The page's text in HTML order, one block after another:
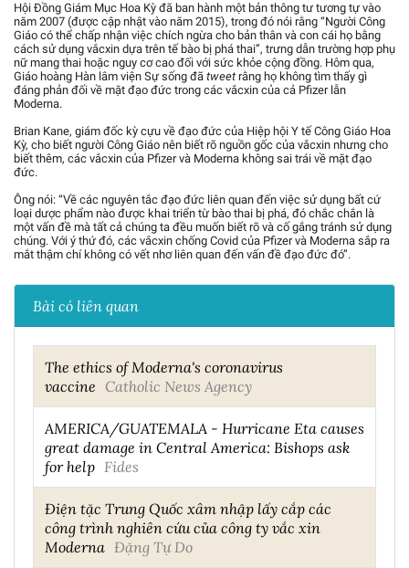
Hội Đồng Giám Mục Hoa Kỳ đã ban hành một bản thông tư tương tự vào
năm 2007 (được cập nhật vào năm 2015), trong đó nói rằng “Người Công
Giáo có thể chấp nhận việc chích ngừa cho bản thân và con cái họ bằng
cách sử dụng vắcxin dựa trên tế bào bị phá thai”, trưng dẫn trường hợp phụ
nữ mang thai hoặc nguy cơ cao đối với sức khỏe cộng đồng. Hôm qua,
Giáo hoàng Hàn lâm viện Sự sống đã tweet rằng họ không tìm thấy gì
đáng phản đối về mặt đạo đức trong các vắcxin của cả Pfizer lẫn
Moderna.
Brian Kane, giám đốc kỳ cựu về đạo đức của Hiệp hội Y tế Công Giáo Hoa
Kỳ, cho biết người Công Giáo nên biết rõ nguồn gốc của vắcxin nhưng cho
biết thêm, các vắcxin của Pfizer và Moderna không sai trái về mặt đạo
đức.
Ông nói: “Về các nguyên tắc đạo đức liên quan đến việc sử dụng bất cứ
loại dược phẩm nào được khai triển từ bào thai bị phá, đó chắc chắn là
một vấn đề mà tất cả chúng ta đều muốn biết rõ và cố gắng tránh sử dụng
chúng. Với ý thứ đó, các vắcxin chống Covid của Pfizer và Moderna sắp ra
mắt thậm chí không có vết nhơ liên quan đến vấn đề đạo đức đó”.
Bài có liên quan
The ethics of Moderna's coronavirus
vaccine Catholic News Agency
AMERICA/GUATEMALA - Hurricane Eta causes
great damage in Central America: Bishops ask
for help Fides
Điện tặc Trung Quốc xâm nhập lấy cắp các
công trình nghiên cứu của công ty vắc xin
Moderna Đặng Tự Do